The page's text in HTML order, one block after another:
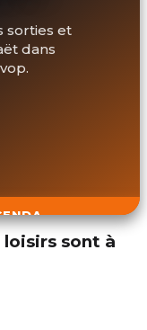
sorties et
dans
sont à